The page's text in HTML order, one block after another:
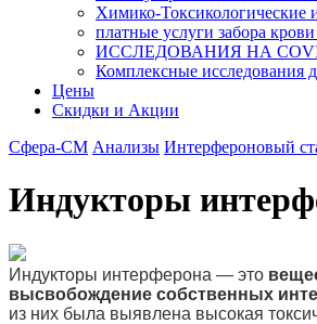
Химико-Токсикологические
платные услуги забора
ИССЛЕДОВАНИЯ НА
Комплексные исследования
Цены
Скидки и Акции
Сфера-СМ Анализы Интерфероновый
Индукторы
Индукторы интерферона — это
высвобождение собственных
из них была выявлена высокая